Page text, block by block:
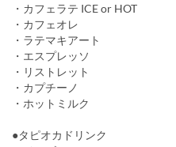
・カフェラテ ICE or HOT
・カフェオレ
・ラテマキアート
・エスプレッソ
・リストレット
・カプチーノ
・ホットミルク
●タピオカドリンク